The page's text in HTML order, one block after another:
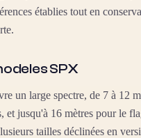
établies tout en
SPX
un large spectre, de 7 à 12
et jusqu'à 16 mètres pour le
tailles déclinées en